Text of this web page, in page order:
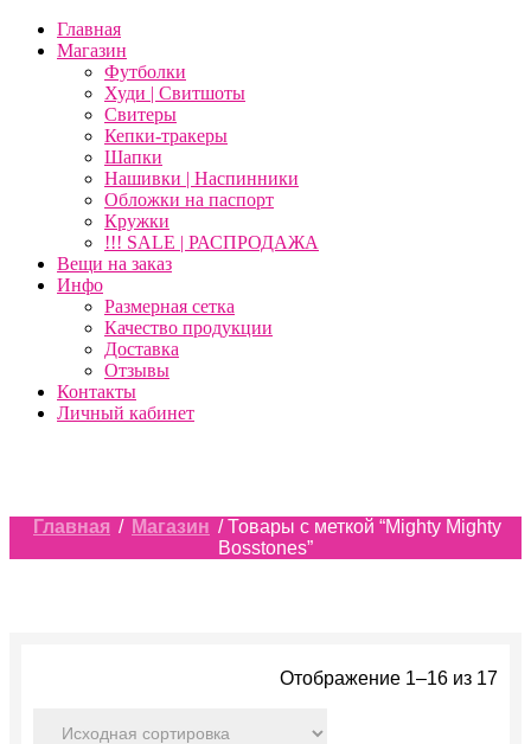
Главная
Магазин
Футболки
Худи | Свитшоты
Свитеры
Кепки-тракеры
Шапки
Нашивки | Наспинники
Обложки на паспорт
Кружки
!!! SALE | РАСПРОДАЖА
Вещи на заказ
Инфо
Размерная сетка
Качество продукции
Доставка
Отзывы
Контакты
Личный кабинет
Главная / Магазин / Товары с меткой “Mighty Mighty
Bosstones”
Отображение 1–16 из 17